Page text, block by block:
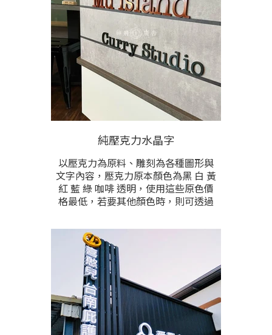
價格較高，請提供製作尺寸與內容字
數後洽詢。
純壓克力水晶字
以壓克力為原料、雕刻為各種圖形與
文字內容，壓克力原本顏色為黑 白 黃
紅 藍 綠 咖啡 透明，使用這些原色價
格最低，若要其他顏色時，則可透過
做選擇，越厚價格越高。
價格根據每字或每個圖的雕刻尺寸，
配合使用之厚度 顏色 逐一計價，請聊
聊提供製作內容 尺寸 顏色 估價。